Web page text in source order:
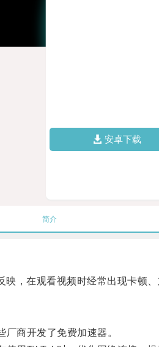
安卓下载
简介
，在观看视频时经常出现卡顿、
商开发了免费加速器。